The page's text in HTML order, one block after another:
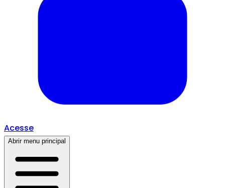
Acesse
Abrir menu principal